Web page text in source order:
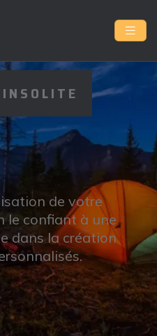
&
de votre
le confiant à une
dans la création